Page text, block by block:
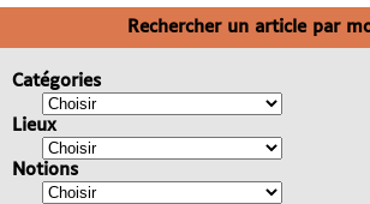
Rechercher un article par
Catégories
Lieux
Notions